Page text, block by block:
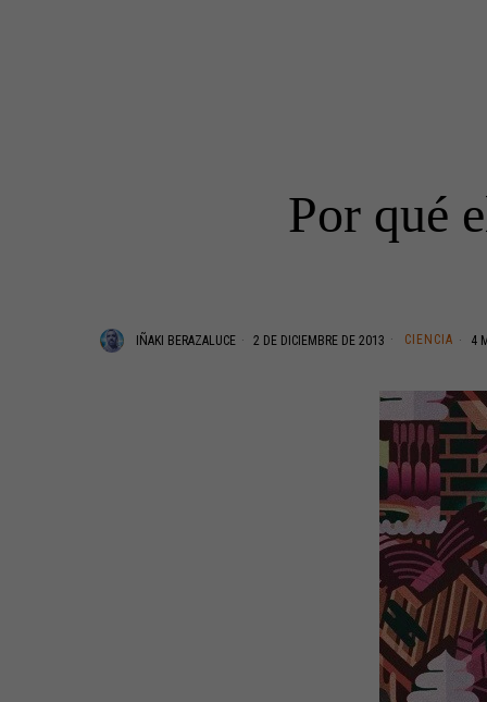
Por qué
IÑAKI BERAZALUCE 2 DE DICIEMBRE DE 2013 CIENCIA 4